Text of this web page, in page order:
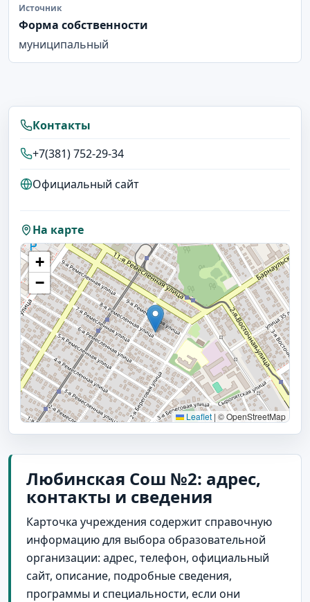
Источник
Форма собственности
муниципальный
Контакты
+7(381) 752-29-34
Официальный сайт
На карте
+
−
Leaflet | © OpenStreetMap
Любинская Сош №2: адрес,
контакты и сведения
Карточка учреждения содержит справочную
информацию для выбора образовательной
организации: адрес, телефон, официальный
сайт, описание, подробные сведения,
программы и специальности, если они